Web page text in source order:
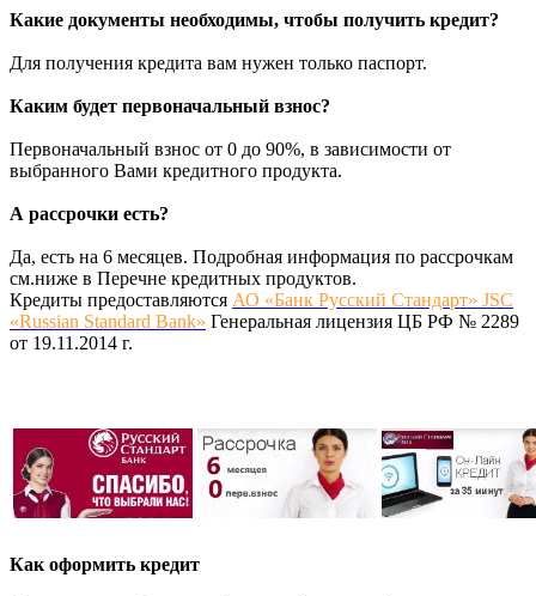
Какие документы необходимы, чтобы получить кредит?
Для получения кредита вам нужен только паспорт.
Каким будет первоначальный взнос?
Первоначальный взнос от 0 до 90%, в зависимости от
выбранного Вами кредитного продукта.
А рассрочки есть?
Да, есть на 6 месяцев. Подробная информация по рассрочкам
см.ниже в Перечне кредитных продуктов.
Кредиты предоставляются АО «Банк Русский Стандарт» JSC
«Russian Standard Bank» Генеральная лицензия ЦБ РФ № 2289
от 19.11.2014 г.
Как оформить кредит